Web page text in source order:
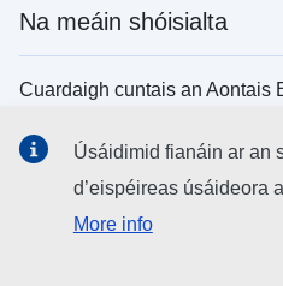
Na meáin shóisialta
Cuardaigh cuntais an Aontais
Úsáidimid fianáin ar an
d’eispéireas úsáideora
More info